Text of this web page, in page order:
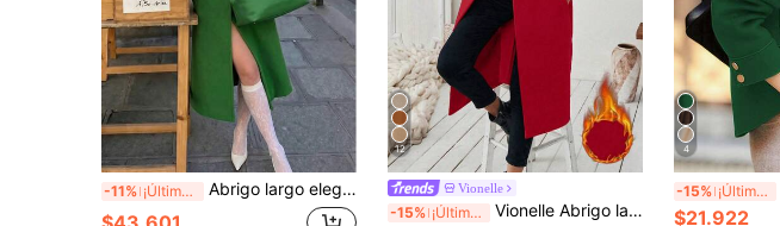
-11% ¡Últimos 3 días Abrigo largo elegante de mujer talla grande, casual, de mezcla de lana, con cuello vuelto, manga larga, cálido, para ir al trabajo, otoño/invierno
12
Vionelle
-15% ¡Últimos 3 días Vionelle Abrigo largo con solapa grande, cintura ceñida, bolsillo y botones, estilo clásico y minimalista para mujer de talla grande, prenda de otoño/invierno
4
-15% ¡Últimos 3 días
$21.922